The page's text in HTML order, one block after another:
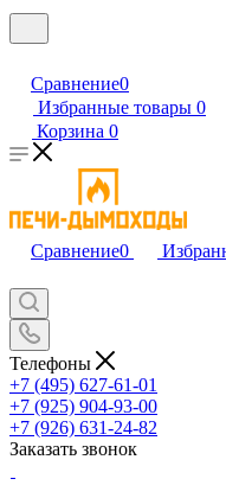
Сравнение0
Избранные товары 0
Корзина 0
Сравнение0
Телефоны
+7 (495) 627-61-01
+7 (925) 904-93-00
+7 (926) 631-24-82
Заказать звонок